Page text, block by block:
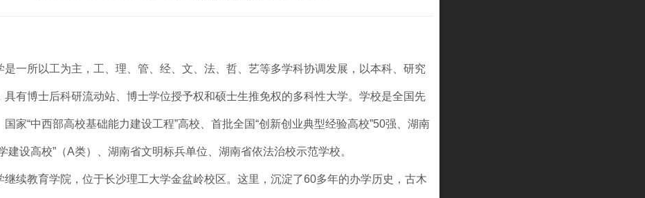
一所以工为主，工、理、管、经、文、法、哲、艺等多学科协调发展，以本科、研究
具有博士后科研流动站、博士学位授予权和硕士生推免权的多科性大学。学校是全国先
家“中西部高校基础能力建设工程”高校、首批全国“创新创业典型经验高校”50强、湖南
建设高校”（A类）、湖南省文明标兵单位、湖南省依法治校示范学校。
继续教育学院 ，位于长沙理工大学金盆岭校区。这里，沉淀了60多年的办学历史，古木